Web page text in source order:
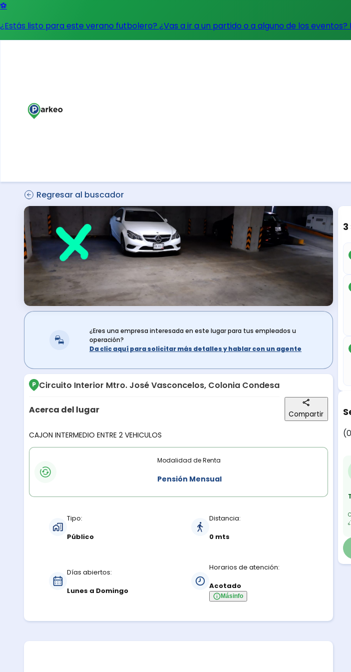
⚽
¿Estás listo para este verano futbolero? ¿Vas a ir a un partido o a alguno de los eventos?
Regresar al buscador
¿Eres una empresa interesada en este lugar para tus empleados u
operación?
Da clic aquí para solicitar más detalles y hablar con un agente
Circuito Interior Mtro. José Vasconcelos, Colonia Condesa
Acerca del lugar Compartir
Descripción del lugar
CAJON INTERMEDIO ENTRE 2 VEHICULOS
Modalidades de renta
Modalidad de Renta
Pensión Mensual
Tipo:
Público
Distancia:
0 mts
Días abiertos:
Lunes a Domingo
Horarios de atención:
Acotado
Másinfo